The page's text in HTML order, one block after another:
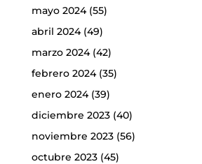
mayo 2024(55)
abril 2024(49)
marzo 2024(42)
febrero 2024(35)
enero 2024(39)
diciembre 2023(40)
noviembre 2023(56)
octubre 2023(45)